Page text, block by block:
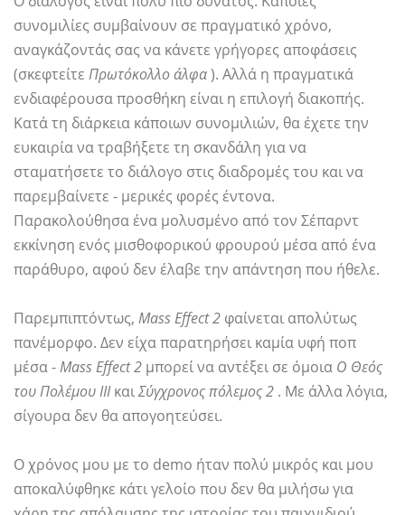
συνομιλίες συμβαίνουν σε πραγματικό χρόνο,
αναγκάζοντάς σας να κάνετε γρήγορες αποφάσεις
(σκεφτείτε Πρωτόκολλο άλφα). Αλλά η πραγματικά
ενδιαφέρουσα προσθήκη είναι η επιλογή διακοπής.
Κατά τη διάρκεια κάποιων συνομιλιών, θα έχετε την
ευκαιρία να τραβήξετε τη σκανδάλη για να
σταματήσετε το διάλογο στις διαδρομές του και να
παρεμβαίνετε - μερικές φορές έντονα.
Παρακολούθησα ένα μολυσμένο από τον Σέπαρντ
εκκίνηση ενός μισθοφορικού φρουρού μέσα από ένα
παράθυρο, αφού δεν έλαβε την απάντηση που ήθελε.
Παρεμπιπτόντως, Mass Effect 2 φαίνεται απολύτως
πανέμορφο. Δεν είχα παρατηρήσει καμία υφή ποπ
μέσα -Mass Effect 2 μπορεί να αντέξει σε όμοια Ο Θεός
του Πολέμου ΙΙΙκαιΣύγχρονος πόλεμος 2 . Με άλλα λόγια,
σίγουρα δεν θα απογοητεύσει.
Ο χρόνος μου με το demo ήταν πολύ μικρός και μου
αποκαλύφθηκε κάτι γελοίο που δεν θα μιλήσω για